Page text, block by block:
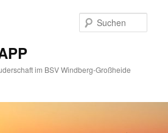
im BSV Windberg-Großheide